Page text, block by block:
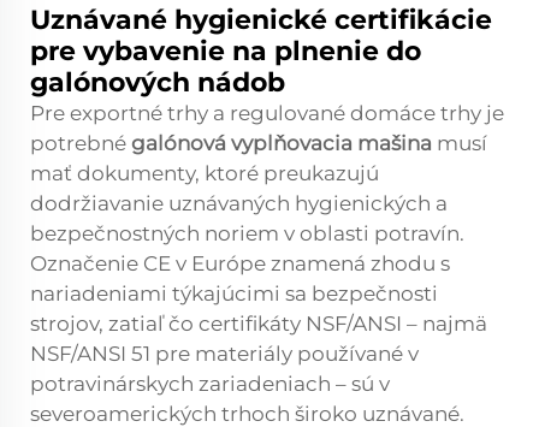
Uznávané hygienické certifikácie
pre vybavenie na plnenie do
galónových nádob
Pre exportné trhy a regulované domáce trhy je
potrebné galónová vyplňovacia mašina musí
mať dokumenty, ktoré preukazujú
dodržiavanie uznávaných hygienických a
bezpečnostných noriem v oblasti potravín.
Označenie CE v Európe znamená zhodu s
nariadeniami týkajúcimi sa bezpečnosti
strojov, zatiaľ čo certifikáty NSF/ANSI – najmä
NSF/ANSI 51 pre materiály používané v
potravinárskych zariadeniach – sú v
severoamerických trhoch široko uznávané.